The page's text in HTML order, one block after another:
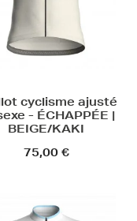
cyclisme ajusté
- ÉCHAPPÉE |
BEIGE/KAKI
75,00 €